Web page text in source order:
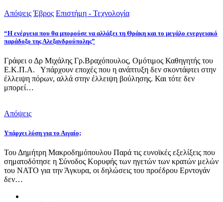
Απόψεις Έβρος Επιστήμη - Τεχνολογία
“Η ενέργεια που θα μπορούσε να αλλάξει τη Θράκη και το μεγάλο ενεργειακό
παράδοξο της Αλεξανδρούπολης”
Γράφει ο Δρ Μιχάλης Γρ.Βραχόπουλος, Ομότιμος Καθηγητής του
Ε.Κ.Π.Α. Υπάρχουν εποχές που η ανάπτυξη δεν σκοντάφτει στην
έλλειψη πόρων, αλλά στην έλλειψη βούλησης. Και τότε δεν
μπορεί…
Απόψεις
Υπάρχει λύση για το Αιγαίο;
Του Δημήτρη Μακροδημόπουλου Παρά τις ευνοϊκές εξελίξεις που
σηματοδότησε η Σύνοδος Κορυφής των ηγετών των κρατών μελών
του ΝΑΤΟ για την Άγκυρα, οι δηλώσεις του προέδρου Ερντογάν
δεν…